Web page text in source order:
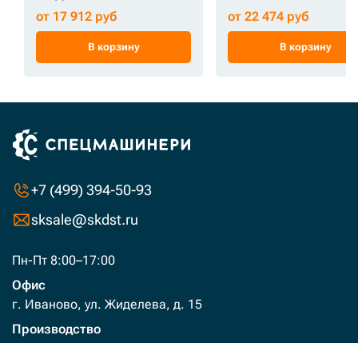
от 17 912 руб
В корзину
от 22 474 руб
В корзину
+7 (499) 394-50-93
sksale@skdst.ru
Пн-Пт 8:00–17:00
Офис
г. Иваново, ул. Жиделева, д. 15
Производство